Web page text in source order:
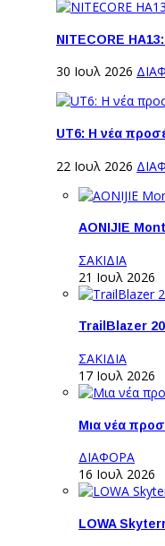
NITECORE
30 Ιουλ 2026
UT6: H νέα
22 Ιουλ 2026
AONIJIE
ΣΑΚΙΔΙΑ
21 Ιουλ 2026
TrailBlazer
ΣΑΚΙΔΙΑ
17 Ιουλ 2026
Μια νέα
ΔΙΑΦΟΡΑ
16 Ιουλ 2026
LOWA